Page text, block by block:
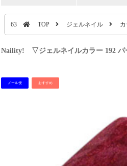
63 TOP ジェルネイル
Naility! ▽ジェルネイルカラー 192 パ
メール便 おすすめ